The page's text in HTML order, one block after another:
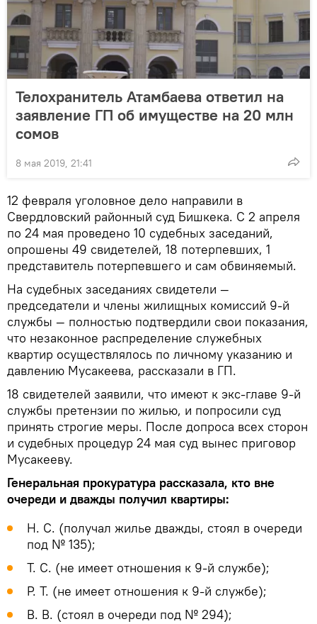
Телохранитель Атамбаева ответил на
заявление ГП об имуществе на 20 млн
сомов
8 мая 2019, 21:41
12 февраля уголовное дело направили в
Свердловский районный суд Бишкека. С 2 апреля
по 24 мая проведено 10 судебных заседаний,
опрошены 49 свидетелей, 18 потерпевших, 1
представитель потерпевшего и сам обвиняемый.
На судебных заседаниях свидетели —
председатели и члены жилищных комиссий 9-й
службы — полностью подтвердили свои показания,
что незаконное распределение служебных
квартир осуществлялось по личному указанию и
давлению Мусакеева, рассказали в ГП.
18 свидетелей заявили, что имеют к экс-главе 9-й
службы претензии по жилью, и попросили суд
принять строгие меры. После допроса всех сторон
и судебных процедур 24 мая суд вынес приговор
Мусакееву.
Генеральная прокуратура рассказала, кто вне
очереди и дважды получил квартиры:
Н. С. (получал жилье дважды, стоял в очереди
под № 135);
Т. С. (не имеет отношения к 9-й службе);
Р. Т. (не имеет отношения к 9-й службе);
В. В. (стоял в очереди под № 294);